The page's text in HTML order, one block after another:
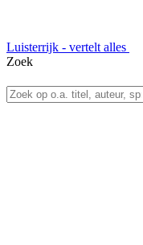
Luisterrijk - vertelt alles
Zoek